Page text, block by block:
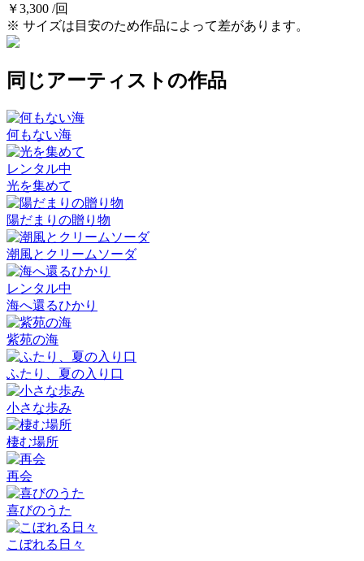
￥3,300 /回
※ サイズは目安のため作品によって差があります。
同じアーティストの作品
何もない海
レンタル中
光を集めて
陽だまりの贈り物
潮風とクリームソーダ
レンタル中
海へ還るひかり
紫苑の海
ふたり、夏の入り口
小さな歩み
棲む場所
再会
喜びのうた
こぼれる日々